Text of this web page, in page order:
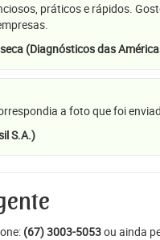
práticos e rápidos.
(Diagnósticos das
a foto que foi
S.A.)
(67) 3003-5053ou ainda